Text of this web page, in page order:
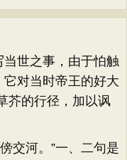
世之事，由于怕触
它对当时帝王的好大
芥的行径，加以讽
河。”一、二句是